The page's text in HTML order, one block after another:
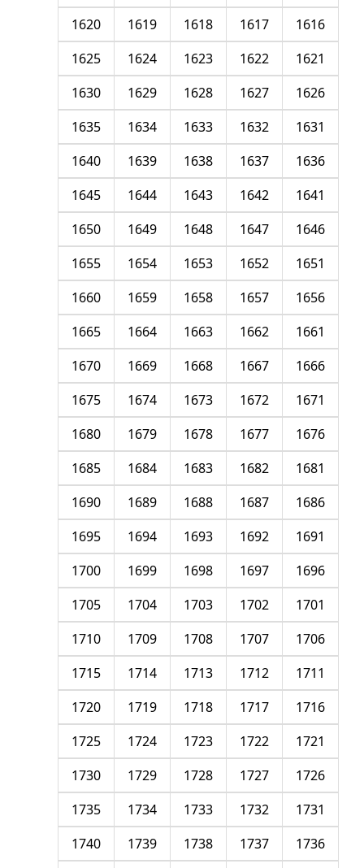
1616
1617
1618
1619
1620
1621
1622
1623
1624
1625
1626
1627
1628
1629
1630
1631
1632
1633
1634
1635
1636
1637
1638
1639
1640
1641
1642
1643
1644
1645
1646
1647
1648
1649
1650
1651
1652
1653
1654
1655
1656
1657
1658
1659
1660
1661
1662
1663
1664
1665
1666
1667
1668
1669
1670
1671
1672
1673
1674
1675
1676
1677
1678
1679
1680
1681
1682
1683
1684
1685
1686
1687
1688
1689
1690
1691
1692
1693
1694
1695
1696
1697
1698
1699
1700
1701
1702
1703
1704
1705
1706
1707
1708
1709
1710
1711
1712
1713
1714
1715
1716
1717
1718
1719
1720
1721
1722
1723
1724
1725
1726
1727
1728
1729
1730
1731
1732
1733
1734
1735
1736
1737
1738
1739
1740